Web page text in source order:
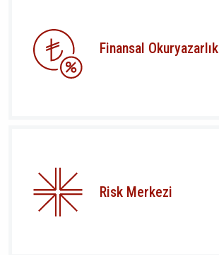
Finansal Okuryazarlık
Risk Merkezi